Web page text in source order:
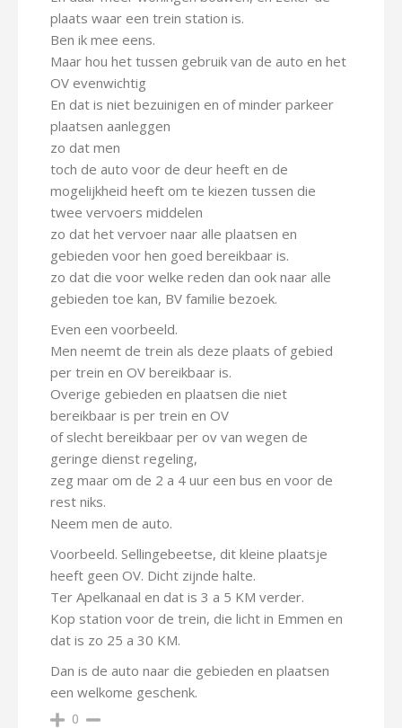
plaats waar een trein station is.
Ben ik mee eens.
Maar hou het tussen gebruik van de auto en het
OV evenwichtig
En dat is niet bezuinigen en of minder parkeer
plaatsen aanleggen
zo dat men
toch de auto voor de deur heeft en de
mogelijkheid heeft om te kiezen tussen die
twee vervoers middelen
zo dat het vervoer naar alle plaatsen en
gebieden voor hen goed bereikbaar is.
zo dat die voor welke reden dan ook naar alle
gebieden toe kan, BV familie bezoek.
Even een voorbeeld.
Men neemt de trein als deze plaats of gebied
per trein en OV bereikbaar is.
Overige gebieden en plaatsen die niet
bereikbaar is per trein en OV
of slecht bereikbaar per ov van wegen de
geringe dienst regeling,
zeg maar om de 2 a 4 uur een bus en voor de
rest niks.
Neem men de auto.
Voorbeeld. Sellingebeetse, dit kleine plaatsje
heeft geen OV. Dicht zijnde halte.
Ter Apelkanaal en dat is 3 a 5 KM verder.
Kop station voor de trein, die licht in Emmen en
dat is zo 25 a 30 KM.
Dan is de auto naar die gebieden en plaatsen
een welkome geschenk.
0